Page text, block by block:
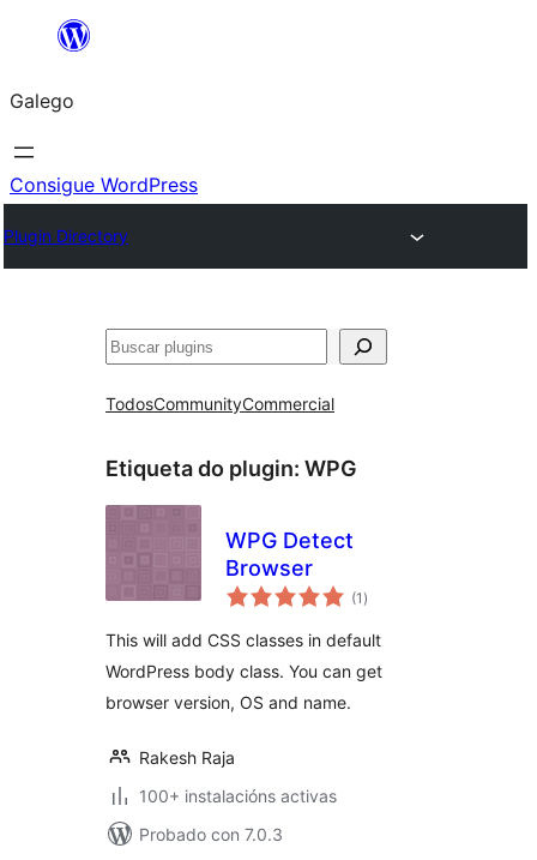
Saltar
contido
Galego
Consigue WordPress
Plugin Directory
Buscar
TodosCommunityCommercial
Etiqueta do plugin: WPG
WPG Detect
Browser
(1 valoracións
totais
)
This will add CSS classes in default
WordPress body class. You can get
browser version, OS and name.
Rakesh Raja
100+ instalacións activas
Probado con 7.0.3